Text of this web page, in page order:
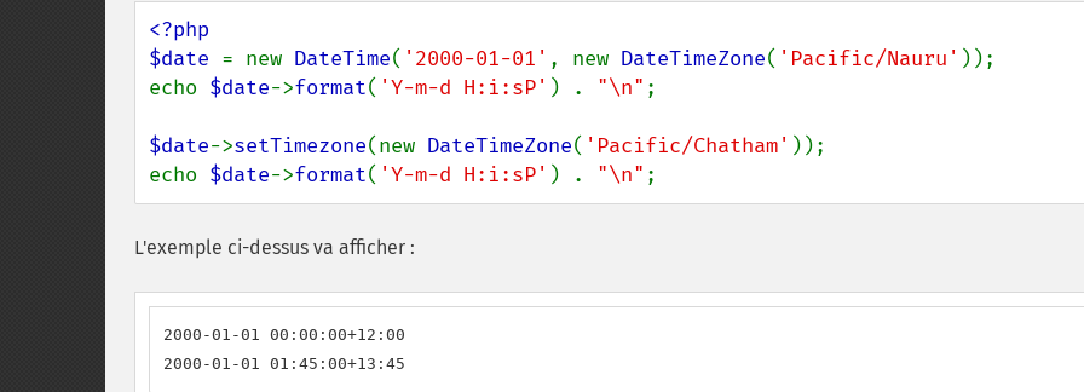
<?php
$date = new DateTime( '2000-01-01' , new DateTimeZone( 'Pacific/Nauru' ));
echo $date->format( 'Y-m-d H:i:sP' ) . "\n" ;
$date->setTimezone(new DateTimeZone( 'Pacific/Chatham' ));
echo $date->format( 'Y-m-d H:i:sP' ) . "\n" ;
L'exemple ci-dessus va afficher :
2000-01-01 00:00:00+12:00
2000-01-01 01:45:00+13:45